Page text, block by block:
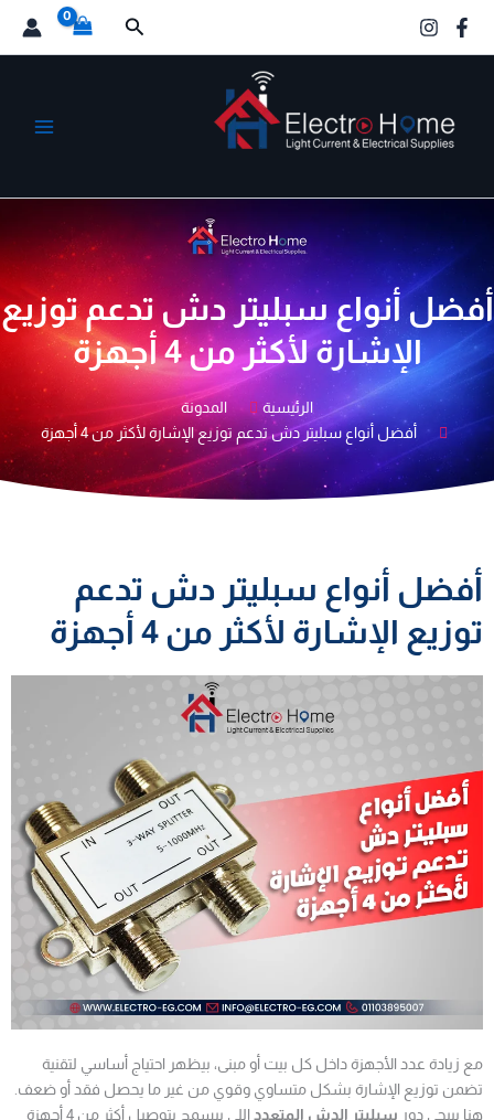
البحث
أفضل أنواع سبليتر دش تدعم توزيع
الإشارة لأكثر من 4 أجهزة
الرئيسية
المدونة
أفضل أنواع سبليتر دش تدعم توزيع الإشارة لأكثر من 4 أجهزة
أفضل أنواع سبليتر دش تدعم
توزيع الإشارة لأكثر من 4 أجهزة
مع زيادة عدد الأجهزة داخل كل بيت أو مبنى، بيظهر احتياج أساسي لتقنية
تضمن توزيع الإشارة بشكل متساوي وقوي من غير ما يحصل فقد أو ضعف.
هنا بييجي دور سبليتر الدش المتعدد
اللي بيسمح بتوصيل أكثر من 4 أجهزة